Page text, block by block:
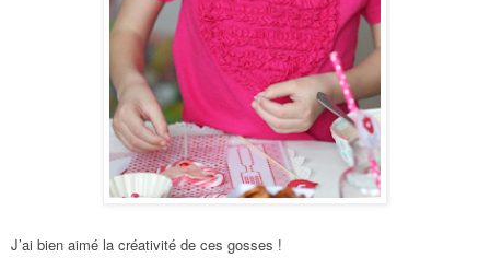
J’ai bien aimé la créativité de ces gosses !